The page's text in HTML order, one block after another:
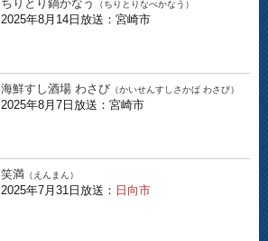
ちりとり鍋かなう （ちりとりなべかなう）
2025年8月14日放送：宮崎市
海鮮すし酒場 わさび （かいせんすしさかば わさび）
2025年8月7日放送：宮崎市
笑満 （えんまん）
2025年7月31日放送： 日向市